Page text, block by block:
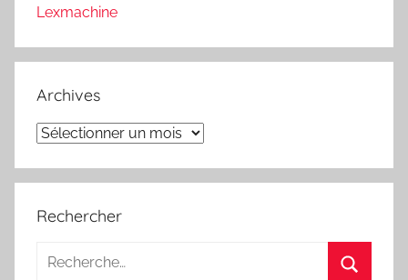
Lexmachine
Archives
Archives
Rechercher
Recherche